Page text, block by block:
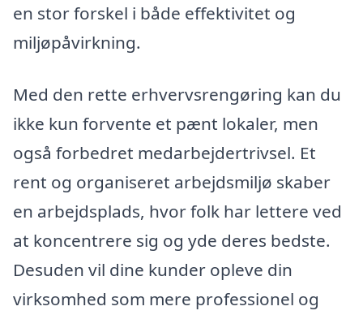
en stor forskel i både effektivitet og
miljøpåvirkning.
Med den rette erhvervsrengøring kan du
ikke kun forvente et pænt lokaler, men
også forbedret medarbejdertrivsel. Et
rent og organiseret arbejdsmiljø skaber
en arbejdsplads, hvor folk har lettere ved
at koncentrere sig og yde deres bedste.
Desuden vil dine kunder opleve din
virksomhed som mere professionel og